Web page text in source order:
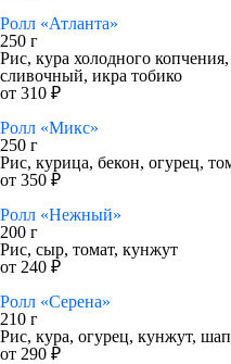
Ролл «Атланта»
250 г
Рис, кура холодного
сливочный, икра тобико
от 310 ₽
Ролл «Микс»
250 г
Рис, курица, бекон, огурец,
от 350 ₽
Ролл «Нежный»
200 г
Рис, сыр, томат, кунжут
от 240 ₽
Ролл «Серена»
210 г
Рис, кура, огурец, кунжут,
от 290 ₽